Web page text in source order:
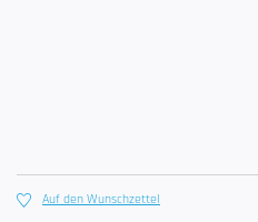
Auf den Wunschzettel